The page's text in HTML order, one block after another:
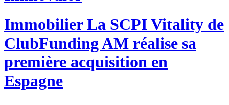
ImmobilierLa SCPI Vitality de
ClubFunding AM réalise sa
première acquisition en
Espagne